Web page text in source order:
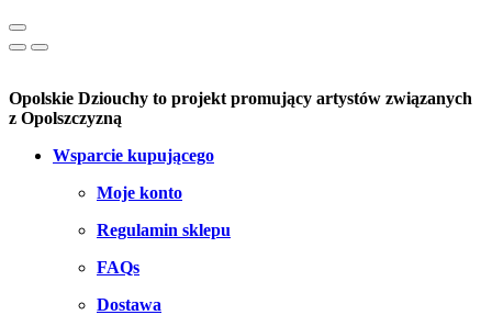
Opolskie Dziouchy to projekt promujący artystów związanych
z Opolszczyzną
Wsparcie kupującego
Moje konto
Regulamin sklepu
FAQs
Dostawa